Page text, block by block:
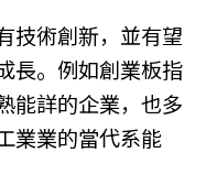
技術創新，並有望
長。例如創業板指
能詳的企業，也多
業業的當代系能